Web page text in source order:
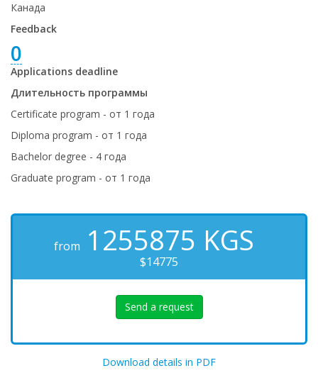
Канада
Feedback
0
Applications deadline
Длительность программы
Certificate program - от 1 года
Diploma program - от 1 года
Bachelor degree - 4 года
Graduate program - от 1 года
from 1255875 KGS
$14775
Send a request
Download details in PDF